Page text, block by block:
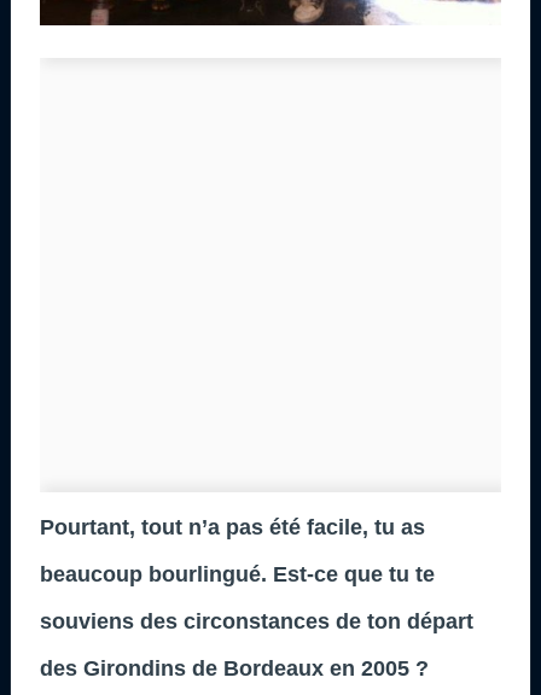
Pourtant, tout n’a pas été facile, tu as
beaucoup bourlingué. Est-ce que tu te
souviens des circonstances de ton départ
des Girondins de Bordeaux en 2005 ?